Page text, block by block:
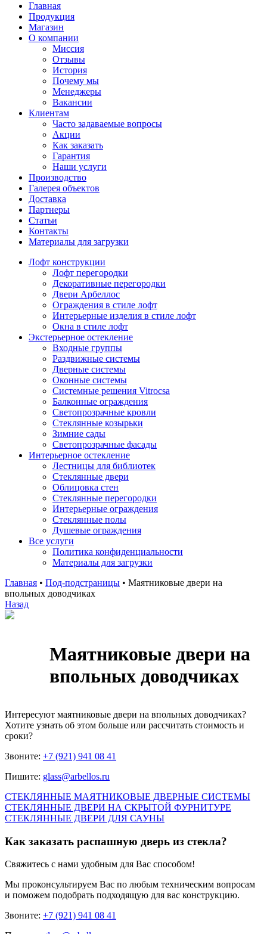
Главная
Продукция
Магазин
О компании
Миссия
Отзывы
История
Почему мы
Менеджеры
Вакансии
Клиентам
Часто задаваемые вопросы
Акции
Как заказать
Гарантия
Наши услуги
Производство
Галерея объектов
Доставка
Партнеры
Статьи
Контакты
Материалы для загрузки
Лофт конструкции
Лофт перегородки
Декоративные перегородки
Двери Арбеллос
Ограждения в стиле лофт
Интерьерные изделия в стиле лофт
Окна в стиле лофт
Экстерьерное остекление
Входные группы
Раздвижные системы
Дверные системы
Оконные системы
Системные решения Vitrocsa
Балконные ограждения
Светопрозрачные кровли
Стеклянные козырьки
Зимние сады
Светопрозрачные фасады
Интерьерное остекление
Лестницы для библиотек
Стеклянные двери
Облицовка стен
Стеклянные перегородки
Интерьерные ограждения
Стеклянные полы
Душевые ограждения
Все услуги
Политика конфиденциальности
Материалы для загрузки
Главная • Под-подстраницы • Маятниковые двери на
впольных доводчиках
Назад
Маятниковые двери на
впольных доводчиках
Интересуют маятниковые двери на впольных доводчиках?
Хотите узнать об этом больше или рассчитать стоимость и
сроки?
Звоните: +7 (921) 941 08 41
Пишите: glass@arbellos.ru
СТЕКЛЯННЫЕ МАЯТНИКОВЫЕ ДВЕРНЫЕ СИСТЕМЫ
СТЕКЛЯННЫЕ ДВЕРИ НА СКРЫТОЙ ФУРНИТУРЕ
СТЕКЛЯННЫЕ ДВЕРИ ДЛЯ САУНЫ
Как заказать распашную дверь из стекла?
Свяжитесь с нами удобным для Вас способом!
Мы проконсультируем Вас по любым техническим вопросам
и поможем подобрать подходящую для вас конструкцию.
Звоните: +7 (921) 941 08 41